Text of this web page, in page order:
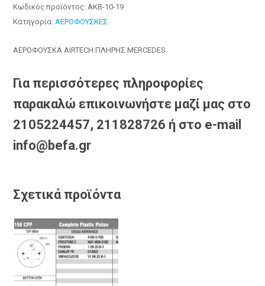
Κωδικός προϊόντος: AKB-10-19
Κατηγορία: ΑΕΡΟΦΟΥΣΚΕΣ
ΑΕΡΟΦΟΥΣΚΑ AIRTECH ΠΛΗΡΗΣ MERCEDES
Για περισσότερες πληροφορίες
παρακαλώ επικοινωνήστε μαζί μας στο
2105224457, 211828726 ή στο e-mail
info@befa.gr
Σχετικά προϊόντα